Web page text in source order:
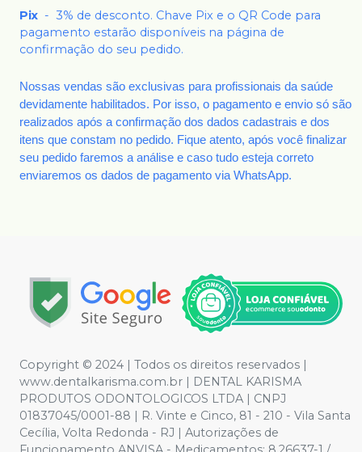
Pix - 3% de desconto. Chave Pix e o QR Code para
pagamento estarão disponíveis na página de
confirmação do seu pedido.
Nossas vendas são exclusivas para profissionais da saúde
devidamente habilitados. Por isso, o pagamento e envio só são
realizados após a confirmação dos dados cadastrais e dos
itens que constam no pedido. Fique atento, após você finalizar
seu pedido faremos a análise e caso tudo esteja correto
enviaremos os dados de pagamento via WhatsApp.
Copyright © 2024 | Todos os direitos reservados |
www.dentalkarisma.com.br | DENTAL KARISMA
PRODUTOS ODONTOLOGICOS LTDA | CNPJ
01837045/0001-88 | R. Vinte e Cinco, 81 - 210 - Vila Santa
Cecília, Volta Redonda - RJ | Autorizações de